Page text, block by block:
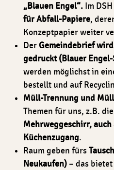
„Blauen Engel“. Im
für Abfall-Papiere,
Konzeptpapier weiter
Der Gemeindebrief
gedruckt (Blauer
werden möglichst in
bestellt und auf
Müll-Trennung und
Themen für uns, z.B.
Mehrweggeschirr,
Küchenzugang.
Raum geben fürs
Neukaufen) – das